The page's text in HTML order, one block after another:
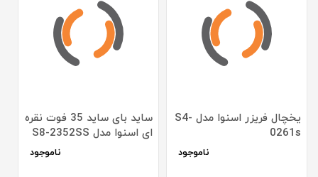
یخچال فریزر اسنوا مدل S4-
0261s
ناموجود
ساید بای ساید 35 فوت نقره
ای اسنوا مدل S8-2352SS
ناموجود